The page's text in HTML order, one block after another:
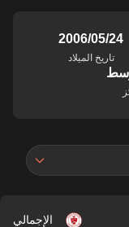
24‏/05‏/2006
تاريخ الميلاد
الإجمالي